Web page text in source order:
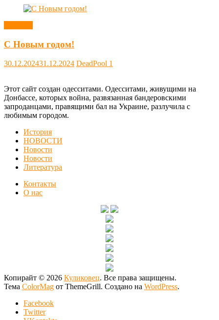
С Новым годом!
30.12.202431.12.2024 DeadPool 1
Этот сайт создан одесситами. Одесситами, живущими на
Донбассе, которых война, развязанная бандеровскими
запроданцами, правящими бал на Украине, разлучила с
любимым городом.
История
НОВОСТИ
Новости
Новости
Литература
Контакты
О нас
Копирайт © 2026 Куликовец. Все права защищены.
Тема ColorMag от ThemeGrill. Создано на WordPress.
Facebook
Twitter